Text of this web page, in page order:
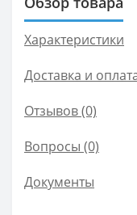
Характеристики
Доставка и
Отзывов (0)
Вопросы (0)
Документы